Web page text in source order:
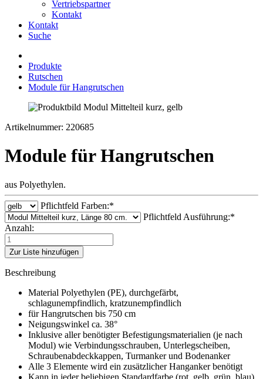
Vertriebspartner
Kontakt
Kontakt
Suche
Produkte
Rutschen
Module für Hangrutschen
Artikelnummer: 220685
Module für Hangrutschen
aus Polyethylen.
Pflichtfeld Farben:*
Pflichtfeld Ausführung:*
Anzahl:
Zur Liste hinzufügen
Beschreibung
Material Polyethylen (PE), durchgefärbt,
schlagunempfindlich, kratzunempfindlich
für Hangrutschen bis 750 cm
Neigungswinkel ca. 38°
Inklusive aller benötigter Befestigungsmaterialien (je nach
Modul) wie Verbindungsschrauben, Unterlegscheiben,
Schraubenabdeckkappen, Turmanker und Bodenanker
Alle 3 Elemente wird ein zusätzlicher Hanganker benötigt
Kann in jeder beliebigen Standardfarbe (rot, gelb, grün, blau)